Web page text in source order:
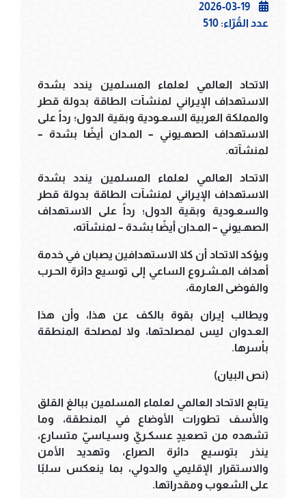
2026-03-19
عدد القُرّاء: 510
الاتحاد العالمي لعلماء المسلمين يندد بشدة
الاستهداف الإيـراني لمنشآت الطاقة بدولة قطر
والمملكة العربية السعـودية وبقية الدول؛ رداً على
الاستهداف الصهـيوني – المـدان أيضًا بشدة –
لمنشآته.
الاتحاد العالمي لعلماء المسلمين يندد بشدة
الاستهداف الإيـراني لمنشآت الطاقة بدولة قطر
والسعـودية وبقية الدول؛ رداً على الاستهداف
الصهـيوني – المـدان أيضًا بشدة – لمنشآته،
ويؤكد الاتحاد أن كلا الاستهدافين يصبان في خدمة
أهداف المـشـروع الساعي إلى توسيع دائرة الحـرب
والفوضى العارمة،
ويطالب إيـران بقوة بالكف عن هذا، وأن هذا
العـدوان ليس لمصلحتها، ولا لمصلحة المنطقة
بأسرها.
(نص البيان)
يتابع الاتحاد العالمي لعلماء المسلمين ببالغ القلق
والأسف تطورات الأوضاع في المنطقة، وما
تشهده من تصعيدٍ عسكـريّ وسيـاسيّ متسارع،
ينذر بتوسيع دائرة الصراع، وتهديد الأمن
والاستقرار الإقليمي والدولي، بما ينعكس سلبًا
على الشعوب ومقدراتها.